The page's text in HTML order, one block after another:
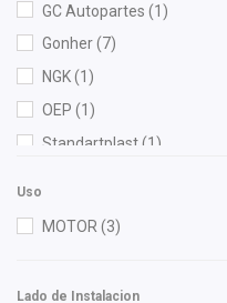
GC Autopartes (1)
Gonher(7)
NGK(1)
OEP (1)
Standartplast(1)
Uso
MOTOR (3)
Lado de Instalacion